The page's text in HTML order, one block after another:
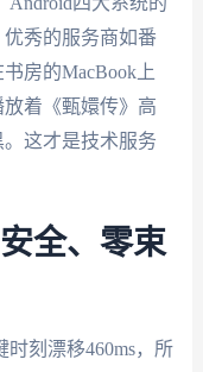
秀的服务商如番
房的MacBook上
着《甄嬛传》高
这才是技术服务
全、零束
刻漂移460ms，所